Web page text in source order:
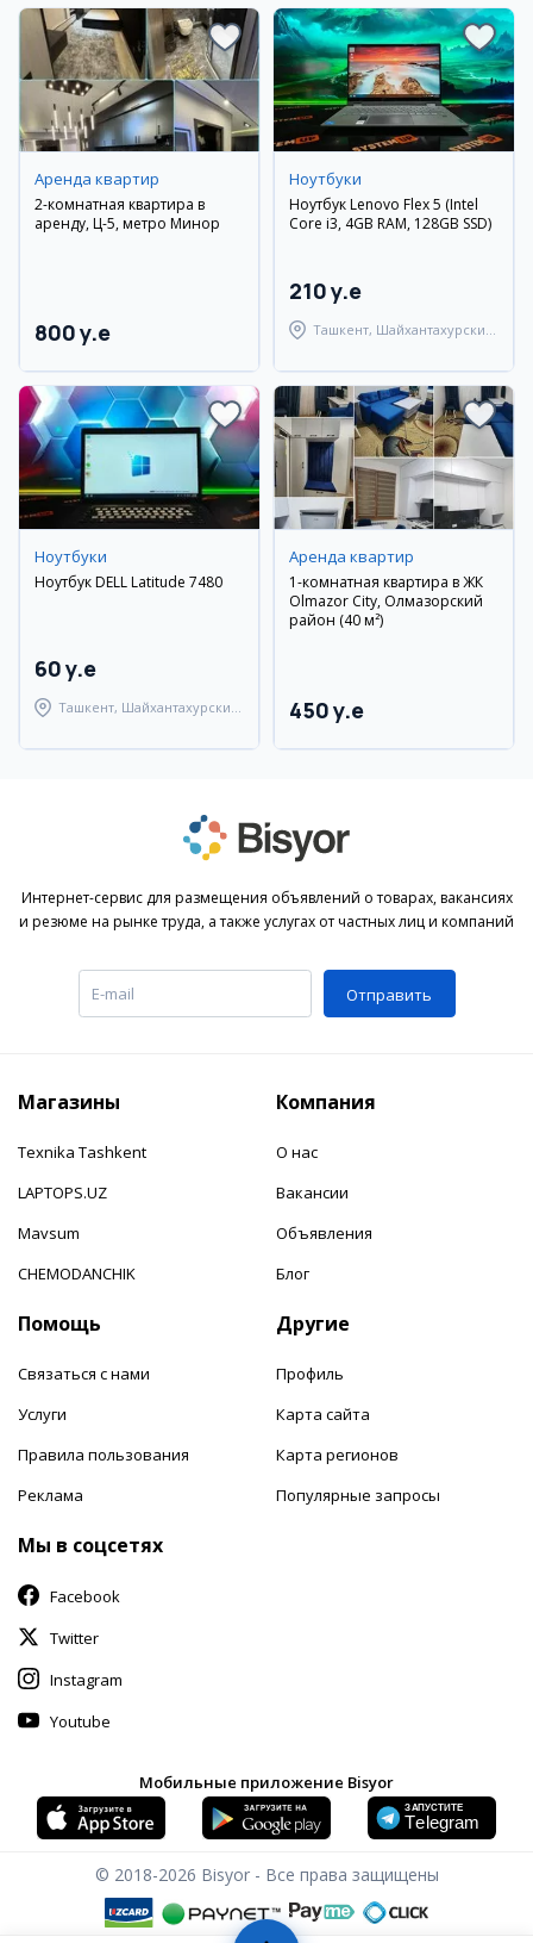
Аренда квартир
2-комнатная квартира в
аренду, Ц-5, метро Минор
800 y.e
Ноутбуки
Ноутбук Lenovo Flex 5 (Intel
Core i3, 4GB RAM, 128GB SSD)
210 y.e
Ташкент, Шайхантахурский
Ноутбуки
Ноутбук DELL Latitude 7480
60 y.e
Ташкент, Шайхантахурский
Аренда квартир
1-комнатная квартира в ЖК
Olmazor City, Олмазорский
район (40 м²)
450 y.e
Интернет-сервис для размещения объявлений о товарах, вакансиях
и резюме на рынке труда, а также услугах от частных лиц и компаний
Отправить
Магазины
Texnika Tashkent
LAPTOPS.UZ
Mavsum
CHEMODANCHIK
Компания
О нас
Вакансии
Объявления
Блог
Помощь
Связаться с нами
Услуги
Правила пользования
Реклама
Другие
Профиль
Карта сайта
Карта регионов
Популярные запросы
Мы в соцсетях
Facebook
Twitter
Instagram
Youtube
Мобильные приложение Bisyor
© 2018-2026 Bisyor - Все права защищены